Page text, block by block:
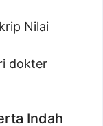
Nilai
dokter
Indah